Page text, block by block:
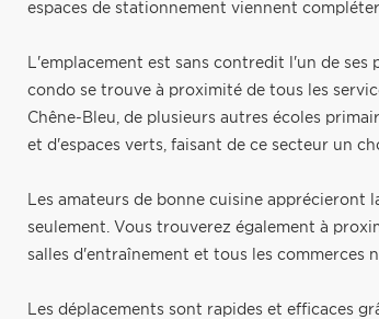
espaces de stationnement viennent
L'emplacement est sans contredit l'un de
condo se trouve à proximité de tous les
Chêne-Bleu, de plusieurs autres écoles
et d'espaces verts, faisant de ce secteur un
Les amateurs de bonne cuisine apprécieront
seulement. Vous trouverez également à
salles d'entraînement et tous les commerces
Les déplacements sont rapides et efficaces